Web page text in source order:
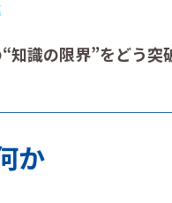
知識の限界”をどう突
か